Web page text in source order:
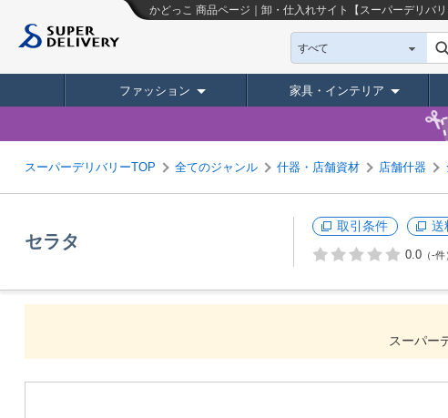
かどっこ 商品ページ｜卸・仕入れサイト【スーパーデリバリ
すべて
ファッション 家具・インテリア
スーパーデリバリーTOP 全てのジャンル 什器・店舗資材 店舗什器
セラタ
取引条件 送
0.0（-件
スーパー